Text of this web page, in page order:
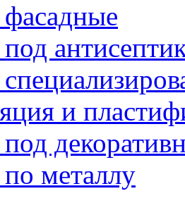
и
металлу